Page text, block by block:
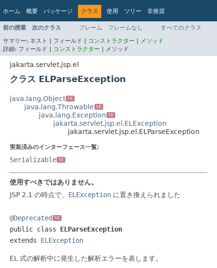
ホーム 概要 パッケージ クラス 使用 ツリー
非推奨
インデックス
ヘルプ
Jakarta EE Platform API v9.0.0
前の授業 次のクラス フレーム フレームなし
すべてのクラス
サマリー: ネスト | フィールド | コンストラクター | メソッド
詳細: フィールド | コンストラクター | メソッド
jakarta.servlet.jsp.el
クラス ELParseException
java.lang.Object SE
java.lang.Throwable SE
java.lang.Exception SE
jakarta.servlet.jsp.el.ELException
jakarta.servlet.jsp.el.ELParseException
実装済みのインターフェース一覧:
Serializable SE
使用すべきではありません。
JSP 2.1 の時点で、 ELException に置き換えられました
@Deprecated SE
public class ELParseException
extends ELException
EL 式の解析中に発生した解析エラーを表します。